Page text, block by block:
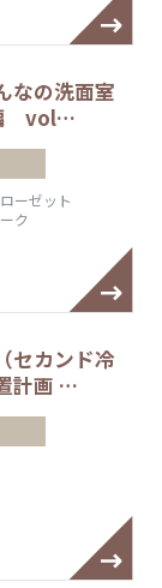
なの洗面室
vol…
ーゼット
ク
セカンド冷
計画 …